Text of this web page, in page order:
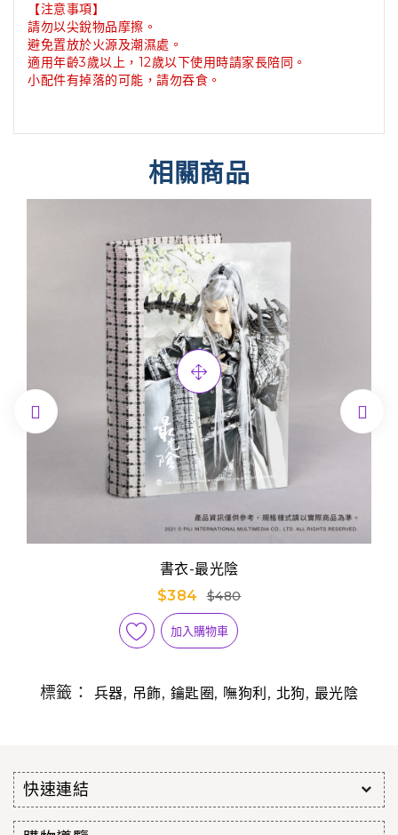
【注意事項】
請勿以尖銳物品摩擦。
避免置放於火源及潮濕處 。
適用年齡3歲以上，12歲以下使用時請家長陪同 。
小配件有掉落的可能，請勿吞食 。
相關商品
書衣-最光陰
$384
$480
加入購物車
 
標籤： 兵器, 吊飾, 鑰匙圈 , 嘸狗利 , 北狗, 最光陰
快速連結